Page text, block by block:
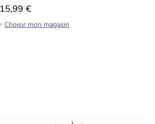
15,99 €
Choisir mon magasin